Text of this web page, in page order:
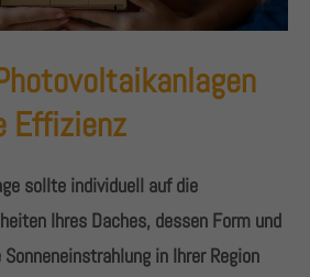
(GMT +1)
Effizienz
sollte individuell auf die
Ihres Daches, dessen Form und
in Ihrer Region